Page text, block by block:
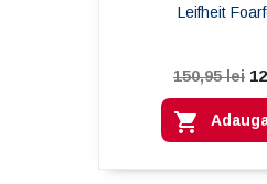
Leifheit
150,95 lei
